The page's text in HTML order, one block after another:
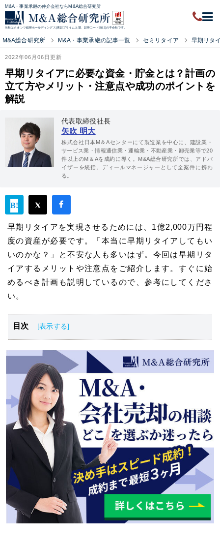
M&A・事業承継の仲介会社ならM&A総合研究所
当社はクオンツ総研ホールディングス(東証プライム上場、証券コード9552)の子会社です。
M&A総合研究所 M&A・事業承継の記事一覧 セミリタイア 早期リタ
2022年06月06日更新
早期リタイアに必要な資金・貯金とは？計画の
立て方やメリット・注意点や成功のポイントを
解説
代表取締役社長
矢吹 明大
株式会社日本M＆Aセンターにて製造業を中心に、建設業・
サービス業・情報通信業・運輸業・不動産業・卸売業等で20
件以上のM＆Aを成約に導く。M&A総合研究所では、アドバ
イザーを統括。ディールマネージャーとして全案件に携わ
る。
早期リタイアを実現させるためには、1億2,000万円程
度の資産が必要です。「本当に早期リタイアしてもい
いのかな？」と不安な人も多いはず。今回は早期リタ
イアするメリットや注意点をご紹介します。すぐに始
めるべき計画も説明しているので、参考にしてくださ
い。
目次
早期リタイアするために1億2,000万円貯めよう
早期リタイアするための３つの計画
早期リタイアする３つのメリット
早期リタイアをするときの３つの注意点
早期リタイアに失敗しないためのポイントとは？
早期リタイアの失敗事例
独身なら早期リタイアしやすい
早期リタイアして海外移住する選択肢もある
経営者なら会社を売却して早期リタイアしよう
まとめ